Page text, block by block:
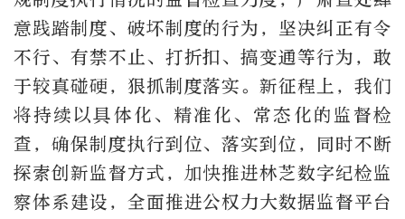
意践踏制度、破坏制度的行为，坚决纠正有令
不行、有禁不止、打折扣、搞变通等行为，敢
于较真碰硬，狠抓制度落实。新征程上，我们
将持续以具体化、精准化、常态化的监督检
查，确保制度执行到位、落实到位，同时不断
探索创新监督方式，加快推进林芝数字纪检监
察体系建设，全面推进公权力大数据监督平台